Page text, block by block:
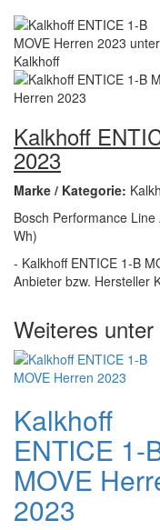
Kalkhoff
2023
Marke / Kategorie:
Bosch Performance
Wh)
- Kalkhoff ENTICE 1-B
Anbieter bzw. Hersteller
Weiteres
Kalkhoff
ENTICE 1-
MOVE
2023